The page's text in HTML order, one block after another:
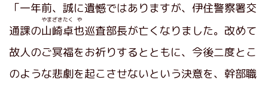
「一年前、誠に遺憾ではありますが、伊住警察署交
通課の山崎卓
やまざきたく
也
や
巡査部長が亡くなりました。改めて
故人のご冥福をお祈りするとともに、今後二度とこ
のような悲劇を起こさせないという決意を、幹部職